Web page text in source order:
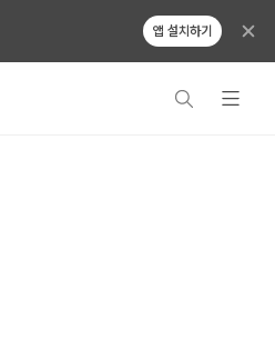
앱 설치하기